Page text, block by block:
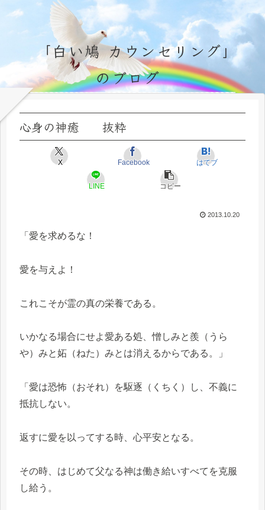
「白い鳩 カウンセリング」
のブログ
心身の神癒 抜粋
X Facebook はてブ
LINE コピー
2013.10.20
「愛を求めるな！
愛を与えよ！
これこそが霊の真の栄養である。
いかなる場合にせよ愛ある処、憎しみと羨（うら
や）みと妬（ねた）みとは消えるからである。」
「愛は恐怖（おそれ）を駆逐（くちく）し、不義に
抵抗しない。
返すに愛を以ってする時、心平安となる。
その時、はじめて父なる神は働き給いすべてを克服
し給う。